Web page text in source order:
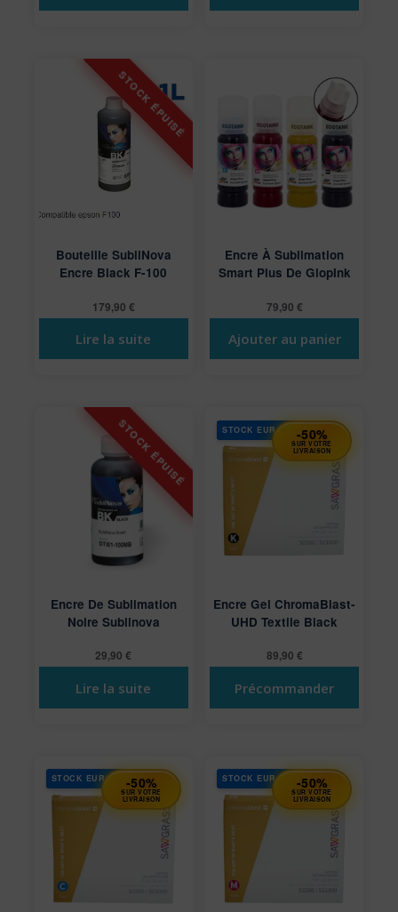
Bouteille SubliNova
Encre Black F-100
179,90 €
Lire la suite
Encre À Sublimation
Smart Plus De GlopInk
79,90 €
Ajouter au panier
Encre De Sublimation
Noire Sublinova
29,90€
Lire la suite
STOCK EUROPE -50%
SUR VOTRE
LIVRAISON
Encre Gel ChromaBlast-
UHD Textile Black
89,90 €
Précommander
STOCK EUROPE -50%
SUR VOTRE
LIVRAISON
STOCK EUROPE -50%
SUR VOTRE
LIVRAISON